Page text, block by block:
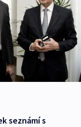
seznámí s